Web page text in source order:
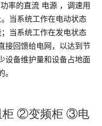
率的直流 电源 ，调速用
当系统工作在电动状态
当系统工作在发电状态
接回馈给电网，以达到节
设备维护量和设备占地面
柜 ②变频柜 ③电
省了设备占地面
少了设备故障点
控制水平。 3、在
的场合应用共直
的动静态性能、